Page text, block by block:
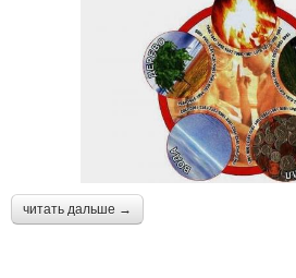
читать дальше →